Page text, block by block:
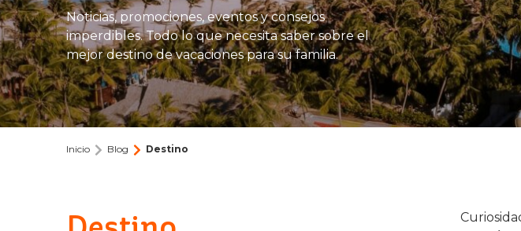
Noticias, promociones, eventos y consejos
imperdibles. Todo lo que necesita saber sobre el
mejor destino de vacaciones para su familia.
Inicio Blog Destino